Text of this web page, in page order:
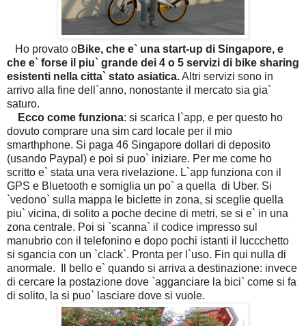
Ho provato oBike, che e` una start-up di Singapore, e
che e` forse il piu` grande dei 4 o 5 servizi di bike sharing
esistenti nella citta` stato asiatica.Altri servizi sono in
arrivo alla fine dell`anno, nonostante il mercato sia gia`
saturo.
Ecco come funziona: si scarica l`app, e per questo ho
dovuto comprare una sim card locale per il mio
smarthphone. Si paga 46 Singapore dollari di deposito
(usando Paypal) e poi si puo` iniziare. Per me come ho
scritto e` stata una vera rivelazione. L`app funziona con il
GPS e Bluetooth e somiglia un po` a quella di Uber. Si
`vedono` sulla mappa le biclette in zona, si sceglie quella
piu` vicina, di solito a poche decine di metri, se si e` in una
zona centrale. Poi si `scanna` il codice impresso sul
manubrio con il telefonino e dopo pochi istanti il luccchetto
si sgancia con un `clack`. Pronta per l`uso. Fin qui nulla di
anormale. Il bello e` quando si arriva a destinazione: invece
di cercare la postazione dove `agganciare la bici` come si fa
di solito, la si puo` lasciare dove si vuole.